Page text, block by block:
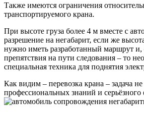
Также имеются ограничения
транспортируемого крана.
При высоте груза более 4 м вместе с
разрешение на негабарит, если же
нужно иметь разработанный маршрут и,
препятствия на пути следования – то
специальная техника для поднятия
Как видим – перевозка крана – задача
профессиональных знаний и